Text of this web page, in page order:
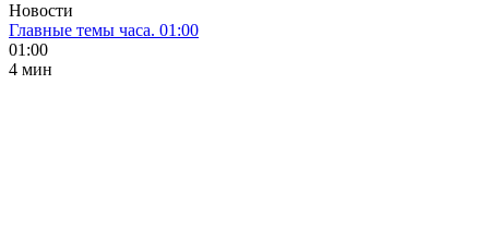
Новости
Главные темы часа. 01:00
01:00
4 мин